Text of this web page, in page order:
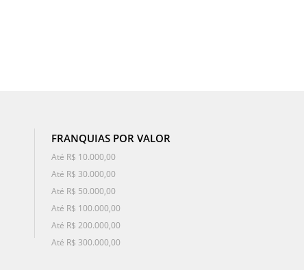
FRANQUIAS POR VALOR
Até R$ 10.000,00
Até R$ 30.000,00
Até R$ 50.000,00
Até R$ 100.000,00
Até R$ 200.000,00
Até R$ 300.000,00